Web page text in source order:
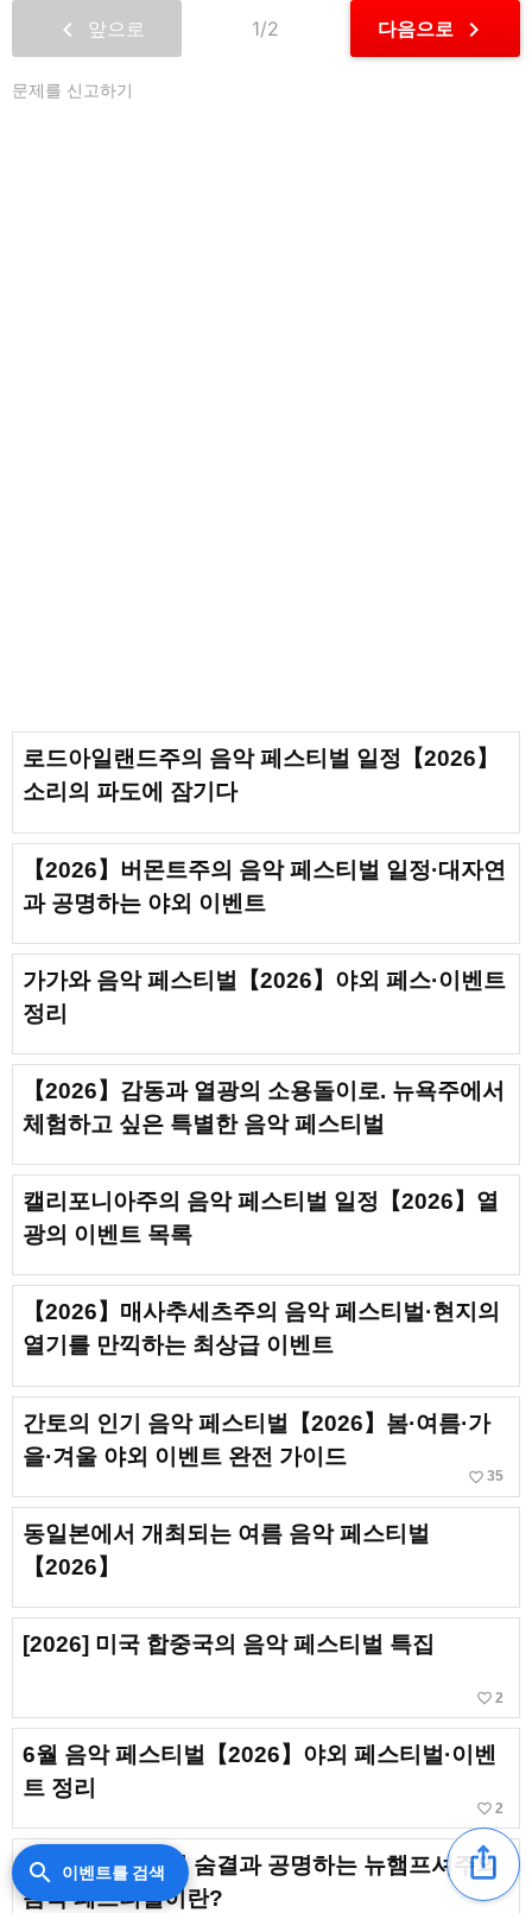
chevron_left 앞으로 1/2 다음으로 chevron_right
문제를 신고하기
로드아일랜드주의 음악 페스티벌 일정【2026】
소리의 파도에 잠기다
【2026】버몬트주의 음악 페스티벌 일정·대자연
과 공명하는 야외 이벤트
가가와 음악 페스티벌【2026】야외 페스·이벤트
정리
【2026】감동과 열광의 소용돌이로. 뉴욕주에서
체험하고 싶은 특별한 음악 페스티벌
캘리포니아주의 음악 페스티벌 일정【2026】열
광의 이벤트 목록
【2026】매사추세츠주의 음악 페스티벌·현지의
열기를 만끽하는 최상급 이벤트
간토의 인기 음악 페스티벌【2026】봄·여름·가
을·겨울 야외 이벤트 완전 가이드
favorite_border 35
동일본에서 개최되는 여름 음악 페스티벌
【2026】
[2026] 미국 합중국의 음악 페스티벌 특집
favorite_border 2
6월 음악 페스티벌【2026】야외 페스티벌·이벤
트 정리
favorite_border 2
【2026】자연의 숨결과 공명하는 뉴햄프셔주의
음악 페스티벌이란?
ios_share
search 이벤트를 검색